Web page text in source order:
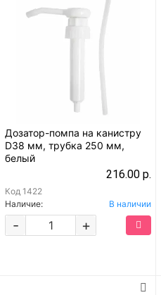
Дозатор-помпа на канистру
D38 мм, трубка 250 мм,
белый
216.00 р.
Код 1422
Наличие:
В наличии
+
-